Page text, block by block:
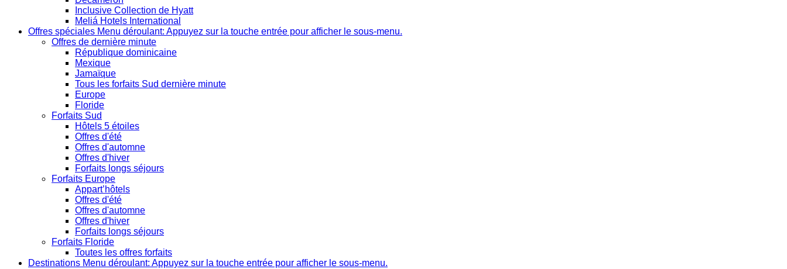
Inclusive Collection de Hyatt
Meliá Hotels International
Offres spéciales Menu déroulant: Appuyez sur la touche entrée pour afficher le sous-menu.
Offres de dernière minute
République dominicaine
Mexique
Jamaïque
Tous les forfaits Sud dernière minute
Europe
Floride
Forfaits Sud
Hôtels 5 étoiles
Offres d'été
Offres d'automne
Offres d'hiver
Forfaits longs séjours
Forfaits Europe
Appart’hôtels
Offres d'été
Offres d'automne
Offres d'hiver
Forfaits longs séjours
Forfaits Floride
Toutes les offres forfaits
Destinations Menu déroulant: Appuyez sur la touche entrée pour afficher le sous-menu.